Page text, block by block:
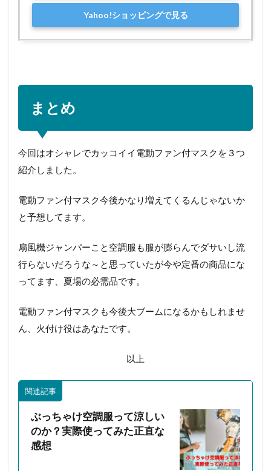
Yahoo!ショッピングで見る
まとめ
今回はオシャレでカッコイイ電動ファン付マスクを３つ
紹介しました。
電動ファン付マスク今後かなり増えてくるんじゃないか
と予想してます。
扇風機ジャンパーこと空調服も服が膨らんでダサいし流
行らないだろうな～と思っていたが今や定番の商品にな
ってます、夏場の必需品です。
電動ファン付マスクも今後大ブームになるかもしれませ
ん、火付け役はあなたです。
以上
関連記事
ぶっちゃけ空調服って涼しい
のか？実際使ってみた正直な
感想